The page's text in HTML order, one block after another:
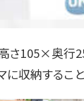
さ105×奥行
に収納するこ